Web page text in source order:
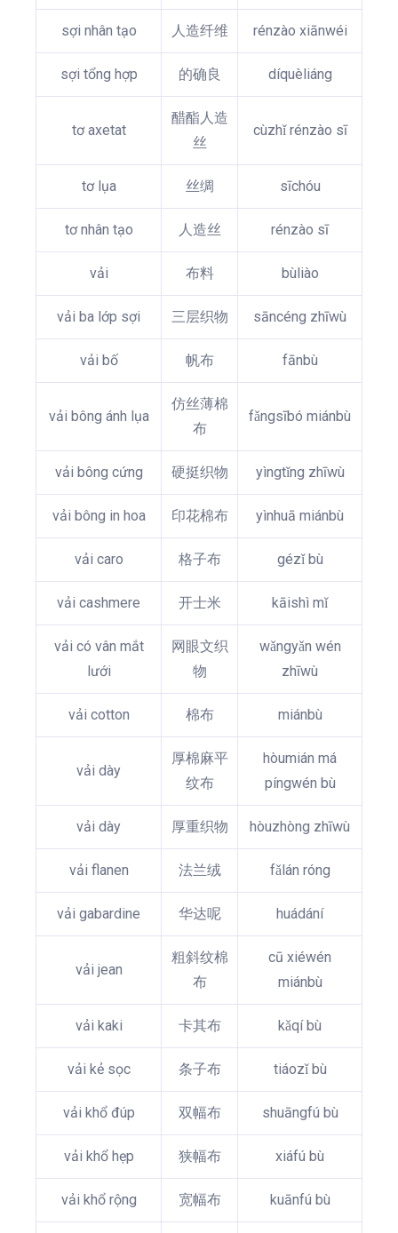
sợi nhân tạo 人造纤维 rénzào xiānwéi
sợi tổng hợp 的确良 díquèliáng
tơ axetat
醋酯人造
丝
cùzhǐ rénzào sī
tơ lụa 丝绸 sīchóu
tơ nhân tạo 人造丝 rénzào sī
vải 布料 bùliào
vải ba lớp sợi 三层织物 sāncéng zhīwù
vải bố 帆布 fānbù
vải bông ánh lụa
仿丝薄棉
布
fǎngsībó miánbù
vải bông cứng 硬挺织物 yìngtǐng zhīwù
vải bông in hoa 印花棉布 yìnhuā miánbù
vải caro 格子布 gézǐ bù
vải cashmere 开士米 kāishì mǐ
vải có vân mắt
lưới
网眼文织
物
wǎngyǎn wén
zhīwù
vải cotton 棉布 miánbù
vải dày
厚棉麻平
纹布
hòumián má
píngwén bù
vải dày 厚重织物 hòuzhòng zhīwù
vải flanen 法兰绒 fǎlán róng
vải gabardine 华达呢 huádání
vải jean
粗斜纹棉
布
cū xiéwén
miánbù
vải kaki 卡其布 kǎqí bù
vải kẻ sọc 条子布 tiáozǐ bù
vải khổ đúp 双幅布 shuāngfú bù
vải khổ hẹp 狭幅布 xiáfú bù
vải khổ rộng 宽幅布 kuānfú bù